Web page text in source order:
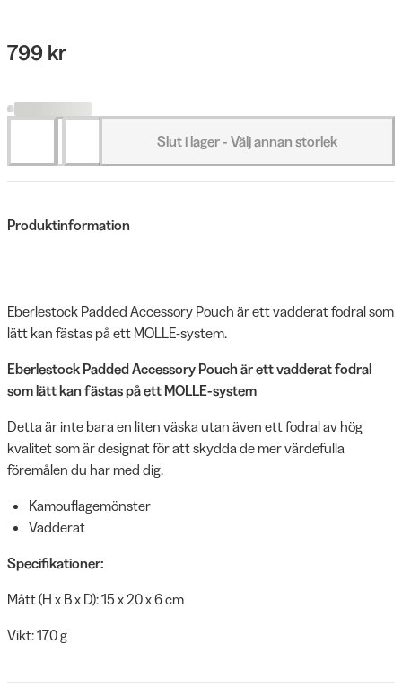
799 kr
Slut i lager - Välj annan storlek
Produktinformation
Eberlestock Padded Accessory Pouch är ett vadderat fodral som
lätt kan fästas på ett MOLLE-system.
Eberlestock Padded Accessory Pouch är ett vadderat fodral
som lätt kan fästas på ett MOLLE-system
Detta är inte bara en liten väska utan även ett fodral av hög
kvalitet som är designat för att skydda de mer värdefulla
föremålen du har med dig.
Kamouflagemönster
Vadderat
Specifikationer:
Mått (H x B x D): 15 x 20 x 6 cm
Vikt: 170 g